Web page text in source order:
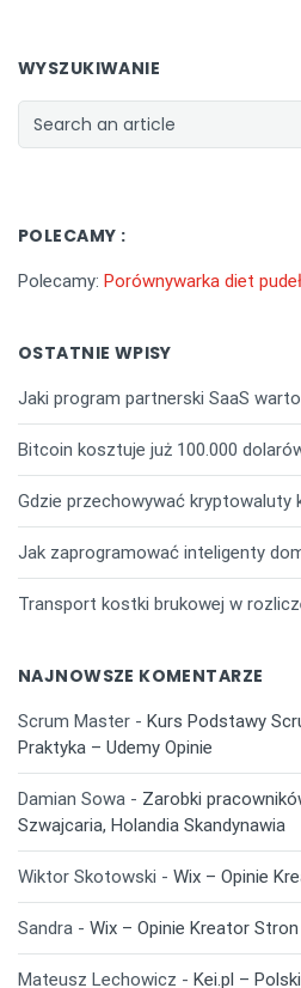
WYSZUKIWANIE
POLECAMY :
Polecamy: Porównywarka diet
OSTATNIE WPISY
Jaki program partnerski SaaS
Bitcoin kosztuje już 100.000
Gdzie przechowywać kryptowaluty
Jak zaprogramować inteligenty
Transport kostki brukowej w
NAJNOWSZE KOMENTARZE
Scrum Master - Kurs Podstawy
Praktyka – Udemy Opinie
Damian Sowa - Zarobki
Szwajcaria, Holandia Skandynawia
Wiktor Skotowski - Wix – Opinie
Sandra - Wix – Opinie Kreator
Mateusz Lechowicz - Kei.pl –